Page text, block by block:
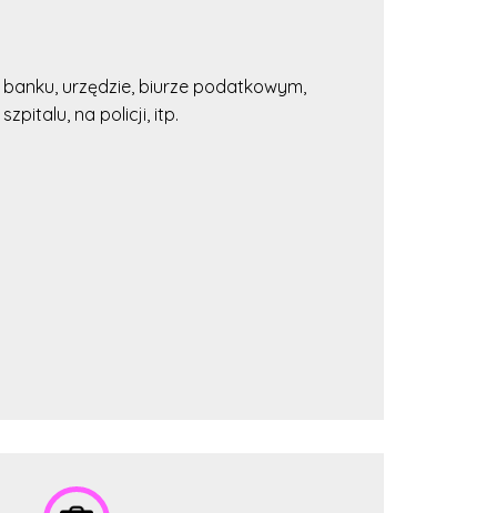
urzędzie, biurze podatkowym,
na policji, itp.